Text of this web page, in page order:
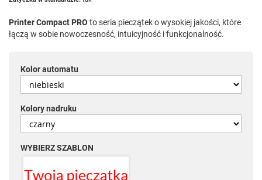
Printer Compact PRO to seria pieczątek o wysokiej jakości, które
łączą w sobie nowoczesność, intuicyjność i funkcjonalność.
Kolor automatu
Kolory nadruku
WYBIERZ SZABLON